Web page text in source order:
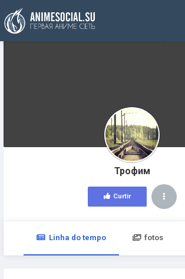
Funding
Трофим
Curtir
Linha do tempo fotos